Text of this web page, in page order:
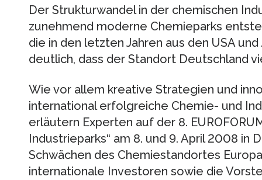
Der Strukturwandel in der chemischen
zunehmend moderne Chemieparks
die in den letzten Jahren aus den USA
deutlich, dass der Standort Deutschland
Wie vor allem kreative Strategien und
international erfolgreiche Chemie- und
erläutern Experten auf der 8.
Industrieparks“ am 8. und 9. April 2008 in
Schwächen des Chemiestandortes
internationale Investoren sowie die